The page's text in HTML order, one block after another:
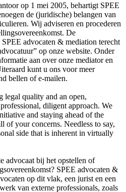
op 1 mei 2005, behartigt SPEE
de (juridische) belangen van
Wij adviseren en procederen
De
advocaten & mediation terecht
op onze website. Onder
aan over onze mediator en
kunt u ons voor meer
bellen of e-mailen.
legal quality and an open,
diligent approach. We
and staying ahead of the
of your concerns. Needless to say,
side that is inherent in virtually
advocaat bij het opstellen of
SPEE advocaten &
op dit vlak, een jurist en een
van externe professionals, zoals